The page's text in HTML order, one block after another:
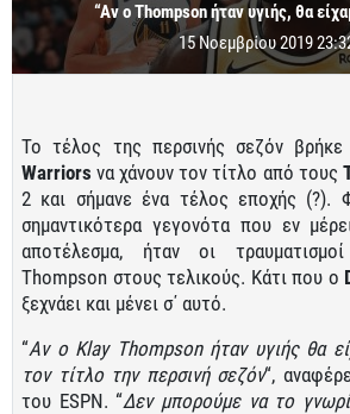
“Αν ο Thompson ήταν υγιής, θα
15 Νοεμβρίου 2019
Το τέλος της περσινής σεζόν βρήκε
Warriors να χάνουν τον τίτλο από τους
2 και σήμανε ένα τέλος εποχής (?).
σημαντικότερα γεγονότα που εν
αποτέλεσμα, ήταν οι
Thompson στους τελικούς. Κάτι που ο
ξεχνάει και μένει σ΄ αυτό.
“Αν ο Klay Thompson ήταν υγιής θα
τον τίτλο την περσινή σεζόν“,
του ESPN. “Δεν μπορούμε να το